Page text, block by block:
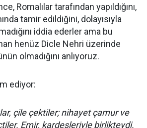
Romalılar tarafından yapıldığını,
tamir edildiğini, dolayısıyla
iddia ederler ama bu
henüz Dicle Nehri üzerinde
olmadığını anlıyoruz.
ediyor:
çile çektiler; nihayet çamur ve
Emir, kardeşleriyle birlikteydi.